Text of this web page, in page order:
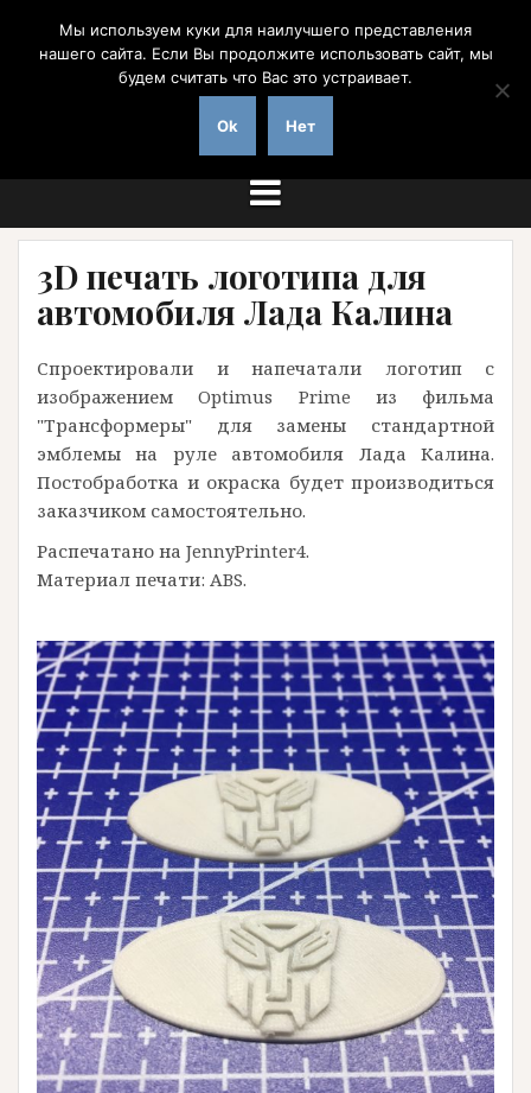
содержимому
на заказ с доставкой по России
3D печать логотипа для
автомобиля Лада Калина
Спроектировали и напечатали логотип с
изображением Optimus Prime из фильма
"Трансформеры" для замены стандартной
эмблемы на руле автомобиля Лада Калина.
Постобработка и окраска будет производиться
заказчиком самостоятельно.
Распечатано на JennyPrinter4.
Материал печати: ABS.
Мы используем куки для наилучшего представления
нашего сайта. Если Вы продолжите использовать сайт, мы
будем считать что Вас это устраивает.
Ok Нет